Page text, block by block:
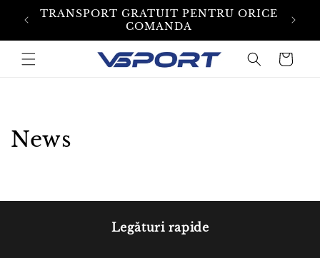
SKIP
CONTENT
TRANSPORT GRATUIT PENTRU ORICE
COMANDA
Cart
News
Legături rapide